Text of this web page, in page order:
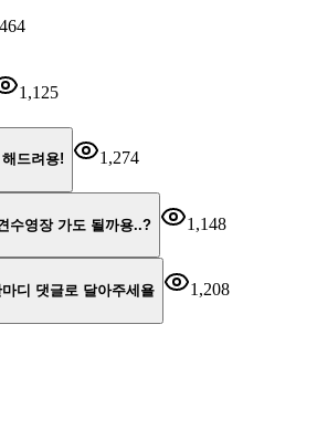
1,125
드려용! 1,274
수영장 가도 될까용..? 1,148
디 댓글로 달아주세욜 1,208